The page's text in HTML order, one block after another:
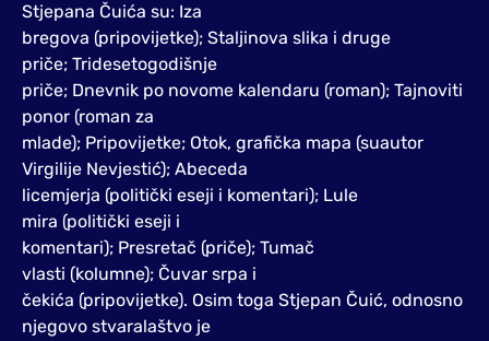
Stjepana Čuića su: Iza
bregova (pripovijetke); Staljinova slika i druge
priče; Tridesetogodišnje
priče; Dnevnik po novome kalendaru (roman); Tajnoviti
ponor (roman za
mlade); Pripovijetke; Otok, grafička mapa (suautor
Virgilije Nevjestić); Abeceda
licemjerja (politički eseji i komentari); Lule
mira (politički eseji i
komentari); Presretač (priče); Tumač
vlasti (kolumne); Čuvar srpa i
čekića (pripovijetke). Osim toga Stjepan Čuić, odnosno
njegovo stvaralaštvo je